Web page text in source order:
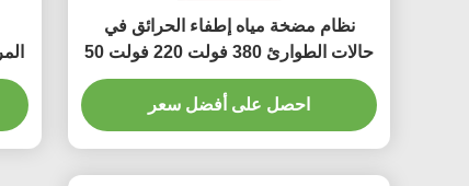
نظام مضخة مياه إطفاء الحرائق في
حالات الطوارئ 380 فولت 220 فولت 50
هرتز 60 هرتز مضخة رغوة مكافحة
الحرائق
احصل على أفضل سعر